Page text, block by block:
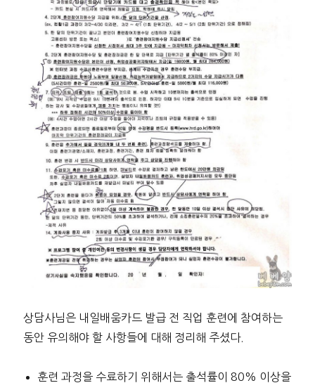
상담사님은 내일배움카드 발급 전 직업 훈련에 참여하는
동안 유의해야 할 사항들에 대해 정리해 주셨다.
훈련 과정을 수료하기 위해서는 출석률이 80% 이상을